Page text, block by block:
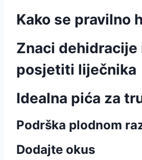
Kako se pravilno
Znaci dehidracije
posjetiti liječnika
Idealna pića za
Podrška plodnom
Dodajte okus